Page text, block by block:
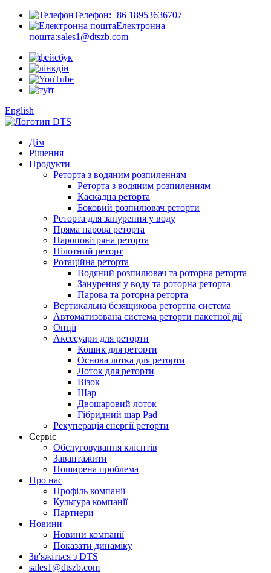
Телефон:+86 18953636707
Електронна
пошта:sales1@dtszb.com
English
Дім
Рішення
Продукти
Реторта з водяним розпиленням
Реторта з водяним розпиленням
Каскадна реторта
Боковий розпилювач реторти
Реторта для занурення у воду
Пряма парова реторта
Пароповітряна реторта
Пілотний реторт
Ротаційна реторта
Водяний розпилювач та роторна реторта
Занурення у воду та роторна реторта
Парова та роторна реторта
Вертикальна безящикова ретортна система
Автоматизована система реторти пакетної дії
Опції
Аксесуари для реторти
Кошик для реторти
Основа лотка для реторти
Лоток для реторти
Візок
Шар
Двошаровий лоток
Гібридний шар Pad
Рекуперація енергії реторти
Сервіс
Обслуговування клієнтів
Завантажити
Поширена проблема
Про нас
Профіль компанії
Культура компанії
Партнери
Новини
Новини компанії
Показати динаміку
Зв'яжіться з DTS
sales1@dtszb.com